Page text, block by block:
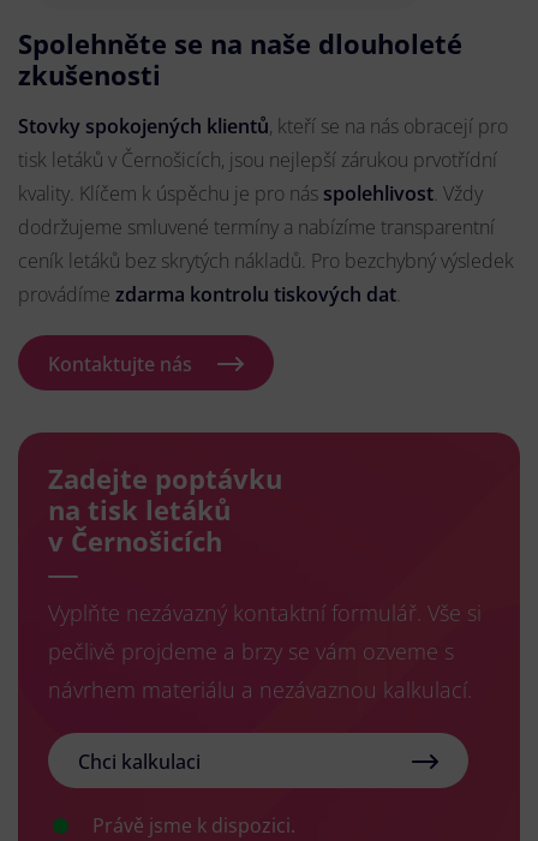
Spolehněte se na naše dlouholeté
zkušenosti
Stovky spokojených klientů, kteří se na nás obracejí pro
tisk letáků v Černošicích, jsou nejlepší zárukou prvotřídní
kvality. Klíčem k úspěchu je pro nás spolehlivost. Vždy
dodržujeme smluvené termíny a nabízíme transparentní
ceník letáků bez skrytých nákladů. Pro bezchybný výsledek
provádíme zdarma kontrolu tiskových dat.
Kontaktujte nás
Zadejte poptávku
na tisk letáků
v Černošicích
Vyplňte nezávazný kontaktní formulář. Vše si
pečlivě projdeme a brzy se vám ozveme s
návrhem materiálu a nezávaznou kalkulací.
Chci kalkulaci
Právě jsme k dispozici.